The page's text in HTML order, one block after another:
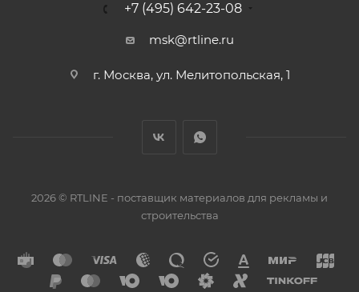
+7 (495) 642-23-08
msk@rtline.ru
г. Москва, ул. Мелитопольская, 1
2026 © RTLINE - поставщик материалов для рекламы и
строительства